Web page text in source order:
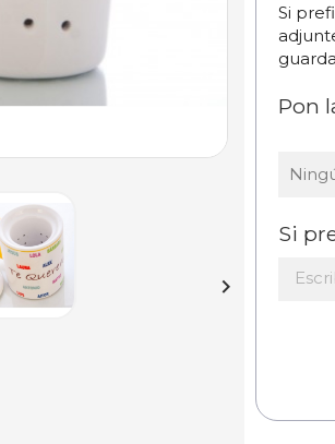

Si
Pon
Si